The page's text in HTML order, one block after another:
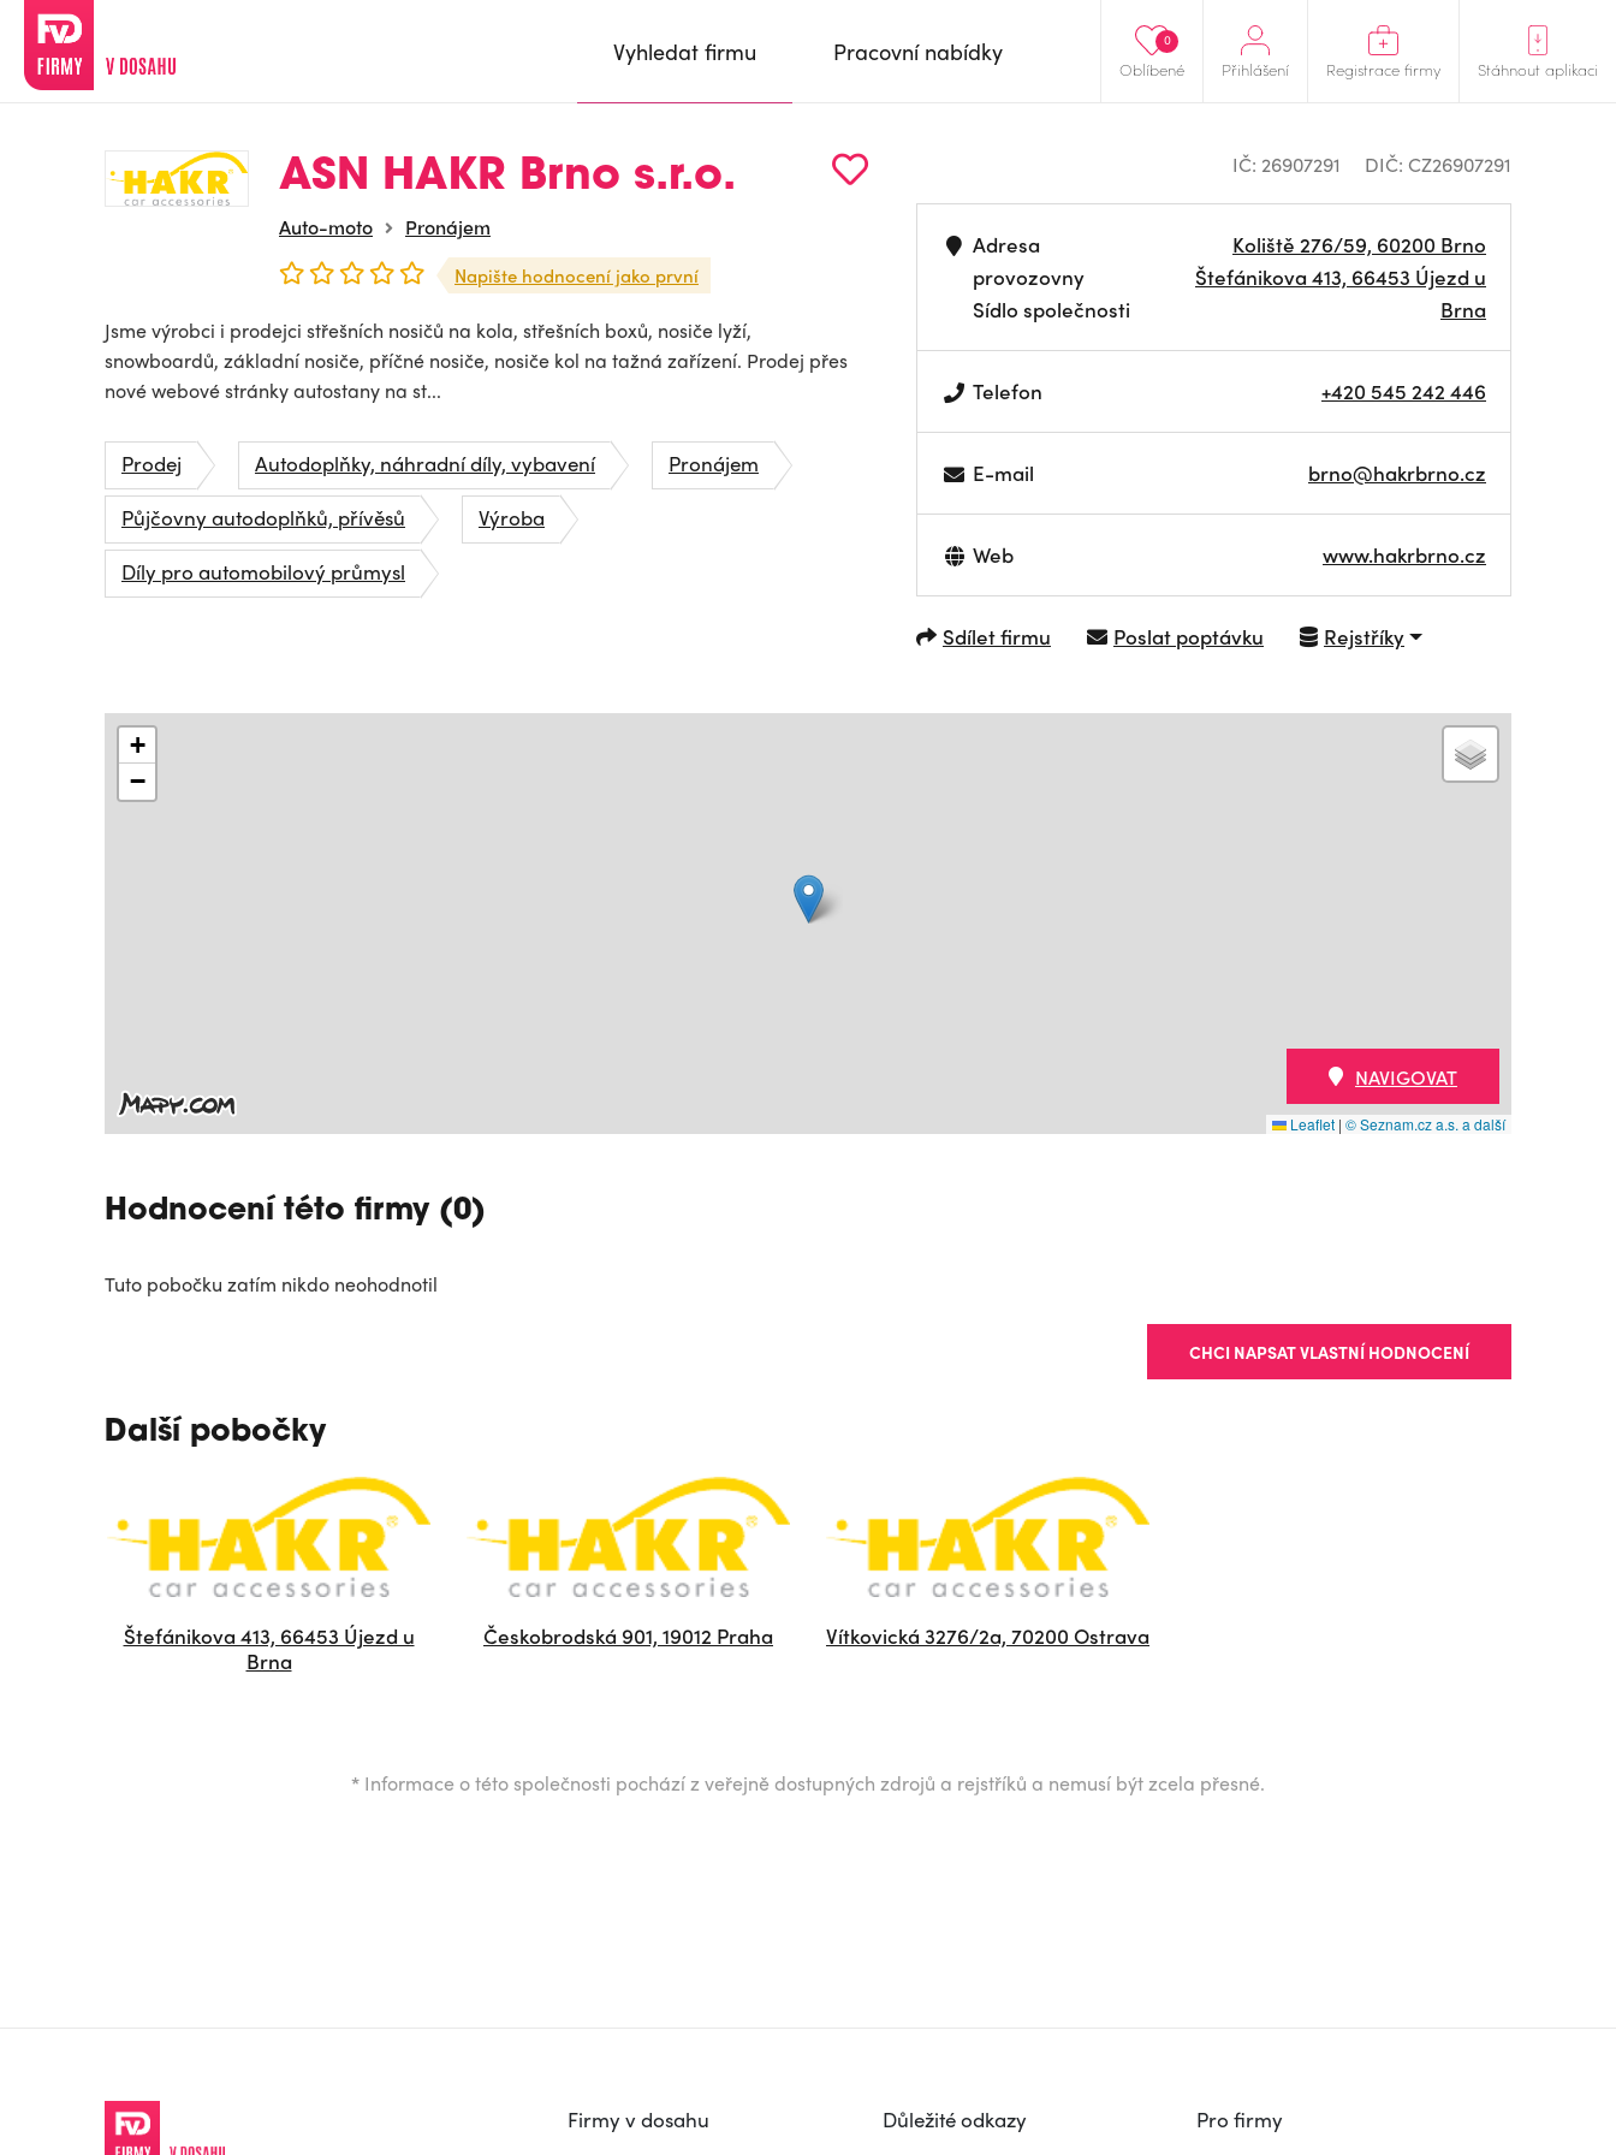
Oblíbené
0
Přihlášení Registrace firmy Stáhnout aplikaci
Vyhledat firmu Pracovní nabídky
ASN HAKR Brno s.r.o.
Auto-moto Pronájem
Napište hodnocení jako první
Jsme výrobci i prodejci střešních nosičů na kola, střešních boxů, nosiče lyží,
snowboardů, základní nosiče, příčné nosiče, nosiče kol na tažná zařízení. Prodej přes
nové webové stránky autostany na st...
Prodej Autodoplňky, náhradní díly, vybavení
Pronájem
Půjčovny autodoplňků, přívěsů
Výroba
Díly pro automobilový průmysl
IČ: 26907291 DIČ: CZ26907291
Adresa
provozovny
Sídlo společnosti
Koliště 276/59, 60200 Brno
Štefánikova 413, 66453 Újezd u
Brna
Telefon +420 545 242 446
E-mail brno@hakrbrno.cz
Web www.hakrbrno.cz
Sdílet firmu Poslat poptávku Rejstříky
+
−
Leaflet | © Seznam.cz a.s. a další
NAVIGOVAT
Hodnocení této firmy (0)
Tuto pobočku zatím nikdo neohodnotil
CHCI NAPSAT VLASTNÍ HODNOCENÍ
Další pobočky
Štefánikova 413, 66453 Újezd u
Brna
Českobrodská 901, 19012 Praha Vítkovická 3276/2a, 70200 Ostrava
* Informace o této společnosti pochází z veřejně dostupných zdrojů a rejstříků a nemusí být zcela přesné.
Firmy v dosahu Důležité odkazy Pro firmy